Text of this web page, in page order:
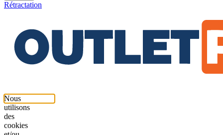
Rétractation
Nous
utilisons
des
cookies